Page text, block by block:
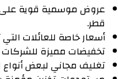
عروض موسمية قوية على
قطر.
أسعار خاصة للعائلات
تخفيضات مميزة للشركات
تغليف مجاني لبعض أنواع